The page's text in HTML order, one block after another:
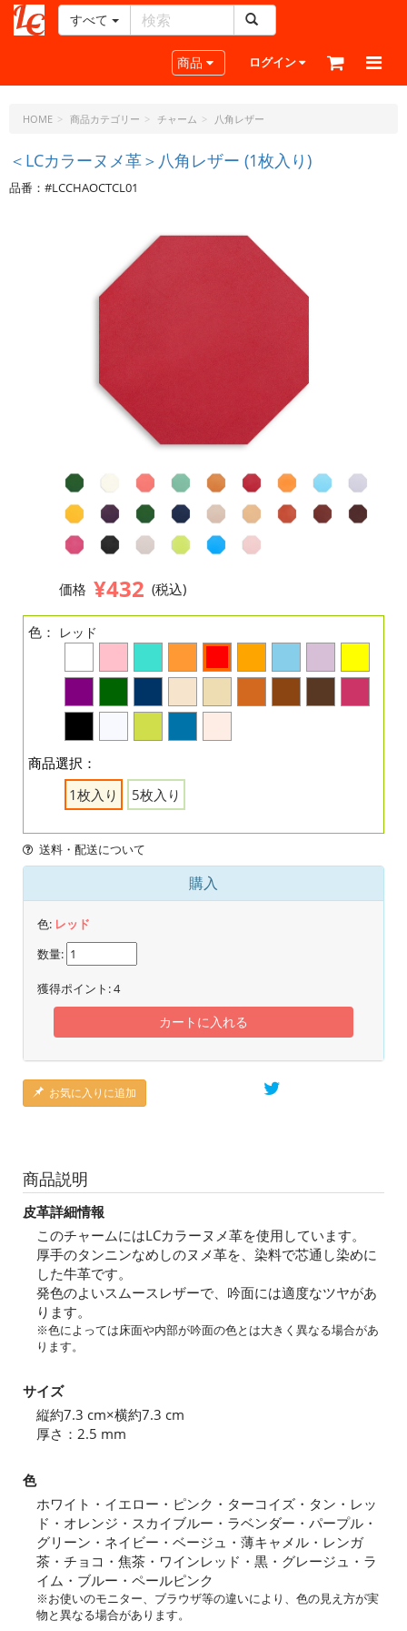
ー
ラ
ト・
ド
ッ
すべて
Toggle navigation
商品 ログイン
HOME 商品カテゴリー チャーム 八角レザー
＜LCカラーヌメ革＞八角レザー (1枚入り)
品番：#LCCHAOCTCL01
価格 ¥432 (税込)
色： レッド
商品選択：
1枚入り
5枚入り
送料・配送について
購入
色: レッド
数量:
獲得ポイント:4
カートに入れる
お気に入りに追加
商品説明
皮革詳細情報
このチャームにはLCカラーヌメ革を使用しています。
厚手のタンニンなめしのヌメ革を、染料で芯通し染めに
した牛革です。
発色のよいスムースレザーで、吟面には適度なツヤがあ
ります。
※色によっては床面や内部が吟面の色とは大きく異なる場合があ
ります。
サイズ
縦約7.3 cm×横約7.3 cm
厚さ：2.5 mm
色
ホワイト・イエロー・ピンク・ターコイズ・タン・レッ
ド・オレンジ・スカイブルー・ラベンダー・パープル・
グリーン・ネイビー・ベージュ・薄キャメル・レンガ
茶・チョコ・焦茶・ワインレッド・黒・グレージュ・ラ
イム・ブルー・ペールピンク
※お使いのモニター、ブラウザ等の違いにより、色の見え方が実
物と異なる場合があります。